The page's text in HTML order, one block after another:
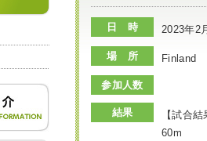
日 時 2023年2
場 所 Finland
参加人数
結果
【試合
60m